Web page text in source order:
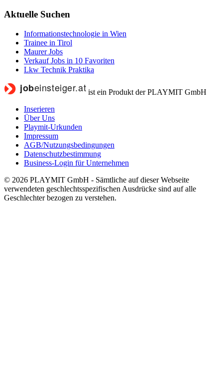
Aktuelle Suchen
Informationstechnologie in Wien
Trainee in Tirol
Maurer Jobs
Verkauf Jobs in 10 Favoriten
Lkw Technik Praktika
ist ein Produkt der PLAYMIT GmbH
Inserieren
Über Uns
Playmit-Urkunden
Impressum
AGB/Nutzungsbedingungen
Datenschutzbestimmung
Business-Login für Unternehmen
© 2026 PLAYMIT GmbH - Sämtliche auf dieser Webseite
verwendeten geschlechtsspezifischen Ausdrücke sind auf alle
Geschlechter bezogen zu verstehen.